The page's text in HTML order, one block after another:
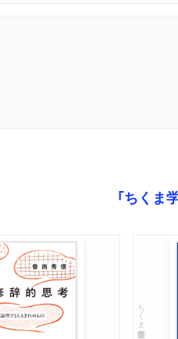
「ちくま
ちくま学芸文庫